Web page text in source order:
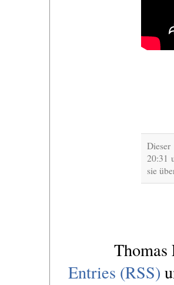
20:31
sie
Entries (RSS)